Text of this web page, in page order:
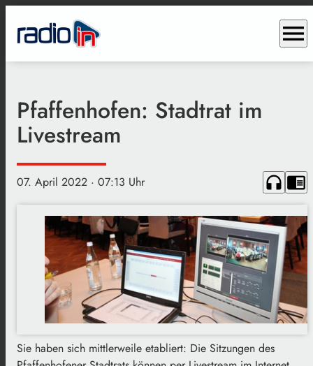
menu
Pfaffenhofen: Stadtrat im
Livestream
07. April 2022 · 07:13 Uhr headphones chrome_reader_mode
Sie haben sich mittlerweile etabliert: Die Sitzungen des